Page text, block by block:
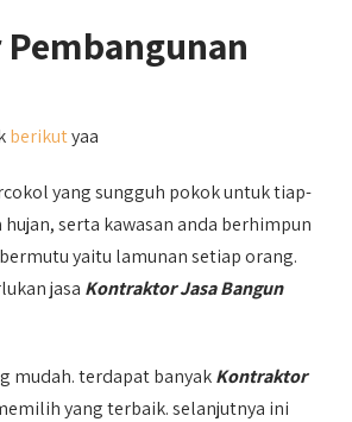
berikutyaa
yang sungguh pokok untuk tiap-
serta kawasan anda berhimpun
yaitu lamunan setiap orang.
jasa Kontraktor Jasa Bangun
mudah. terdapat banyakKontraktor
yang terbaik. selanjutnya ini